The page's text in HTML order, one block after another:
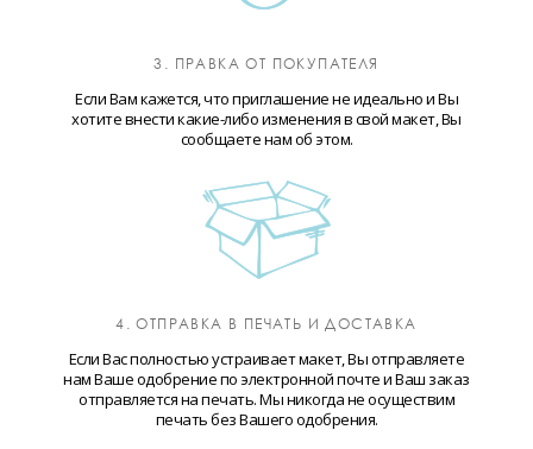
3. ПРАВКА ОТ ПОКУПАТЕЛЯ
Если Вам кажется, что приглашение не идеально и Вы
хотите внести какие-либо изменения в свой макет, Вы
сообщаете нам об этом.
4. ОТПРАВКА В ПЕЧАТЬ И ДОСТАВКА
Если Вас полностью устраивает макет, Вы отправляете
нам Ваше одобрение по электронной почте и Ваш заказ
отправляется на печать. Мы никогда не осуществим
печать без Вашего одобрения.